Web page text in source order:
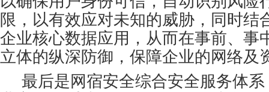
限，以有效应对未知的威胁，同时结
企业核心数据应用，从而在事前、事
立体的纵深防御，保障企业的网络及
最后是网宿安全综合安全服务体